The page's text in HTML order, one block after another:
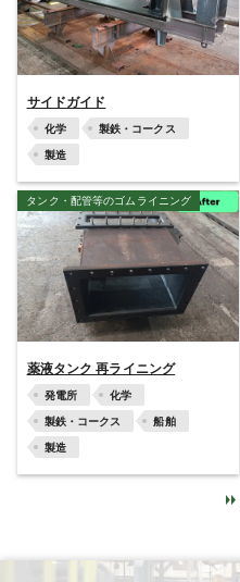
サイドガイド
化学
製鉄・コークス
製造
タンク・配管等のゴムライニング
薬液タンク 再ライニング
発電所
化学
製鉄・コークス
船舶
製造